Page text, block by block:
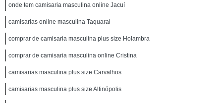
onde tem camisaria masculina online Jacuí
camisarias online masculina Taquaral
comprar de camisaria masculina plus size Holambra
comprar de camisaria masculina online Cristina
camisarias masculina plus size Carvalhos
camisarias masculina plus size Altinópolis